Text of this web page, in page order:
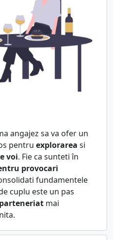
angajez sa va ofer un
pentru explorarea si
voi. Fie ca sunteti în
provocari
fundamentele
cuplu este un pas
parteneriat mai